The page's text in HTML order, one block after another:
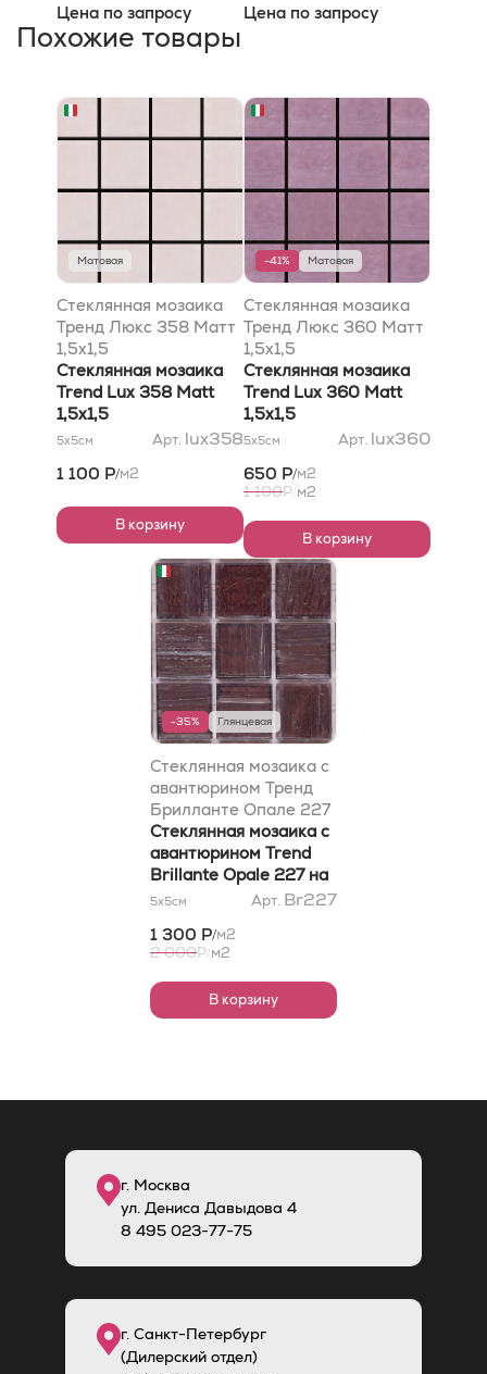
Цена по запросу Цена по запросу
Похожие товары
Матовая
Стеклянная мозаика
Тренд Люкс 358 Матт
1,5x1,5
Стеклянная мозаика
Trend Lux 358 Matt
1,5x1,5
5x5см Арт. lux358
1 100 Р/м2
В корзину
-41% Матовая
Стеклянная мозаика
Тренд Люкс 360 Матт
1,5x1,5
Стеклянная мозаика
Trend Lux 360 Matt
1,5x1,5
5x5см Арт. lux360
650 Р/м2
1 100Р/м2
В корзину
-35% Глянцевая
Стеклянная мозаика с
авантюрином Тренд
Брилланте Опале 227
на бумаге Лук 2x2
Стеклянная мозаика с
авантюрином Trend
Brillante Opale 227 на
бумаге Luc 2x2
5x5см Арт. Br227
1 300 Р/м2
2 000Р/м2
В корзину
г. Москва
ул. Дениса Давыдова 4
8 495 023-77-75
г. Санкт-Петербург
(Дилерский отдел)